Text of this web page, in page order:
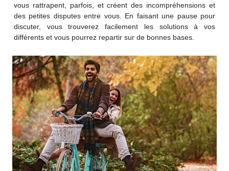
vous rattrapent, parfois, et créent des incompréhensions et
des petites disputes entre vous. En faisant une pause pour
discuter, vous trouverez facilement les solutions à vos
différents et vous pourrez repartir sur de bonnes bases.